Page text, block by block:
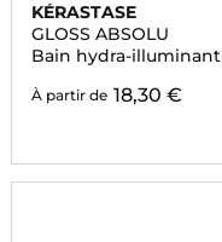
KÉRASTASE
GLOSS ABSOLU
Bain hydra-illuminant
À partir de 18,30 €